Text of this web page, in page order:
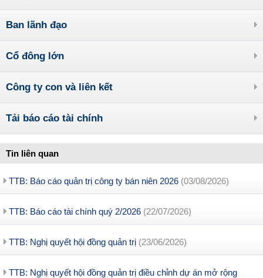
Ban lãnh đạo
Cổ đông lớn
Công ty con và liên kết
Tải báo cáo tài chính
Tin liên quan
TTB: Báo cáo quản trị công ty bán niên 2026 (03/08/2026)
TTB: Báo cáo tài chính quý 2/2026 (22/07/2026)
TTB: Nghị quyết hội đồng quản trị (23/06/2026)
TTB: Nghị quyết hội đồng quản trị điều chỉnh dự án mở rộng